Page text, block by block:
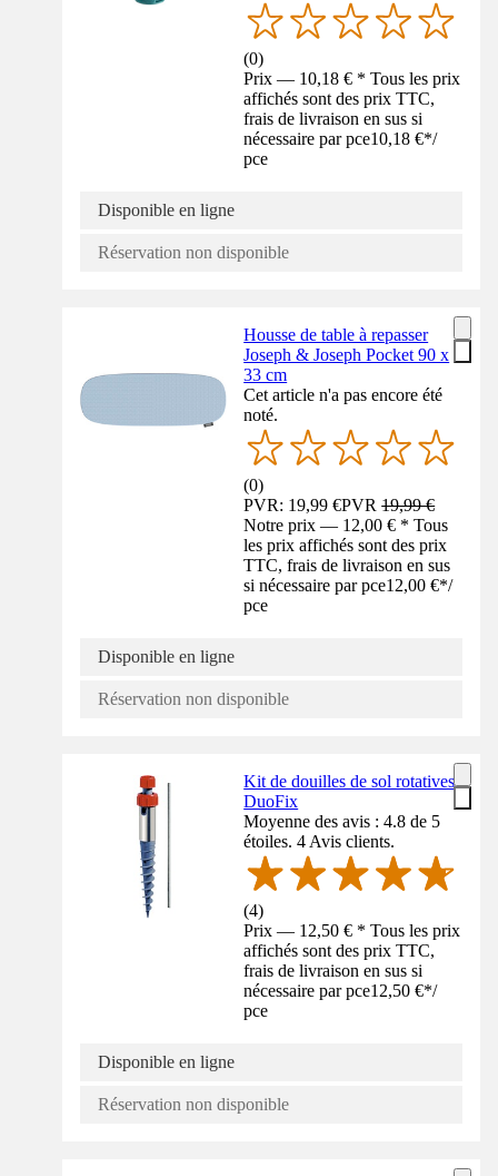
(0)
Prix — 10,18 € * Tous les prix
affichés sont des prix TTC,
frais de livraison en sus si
nécessaire par pce10,18 €*/
pce
Disponible en ligne
Réservation non disponible
Housse de table à repasser
Joseph & Joseph Pocket 90 x
33 cm
Cet article n'a pas encore été
noté.
(0)
PVR: 19,99 €PVR19,99 €
Notre prix — 12,00 € * Tous
les prix affichés sont des prix
TTC, frais de livraison en sus
si nécessaire par pce12,00 €*/
pce
Disponible en ligne
Réservation non disponible
Kit de douilles de sol rotatives
DuoFix
Moyenne des avis : 4.8 de 5
étoiles. 4 Avis clients.
(4)
Prix — 12,50 € * Tous les prix
affichés sont des prix TTC,
frais de livraison en sus si
nécessaire par pce12,50 €*/
pce
Disponible en ligne
Réservation non disponible